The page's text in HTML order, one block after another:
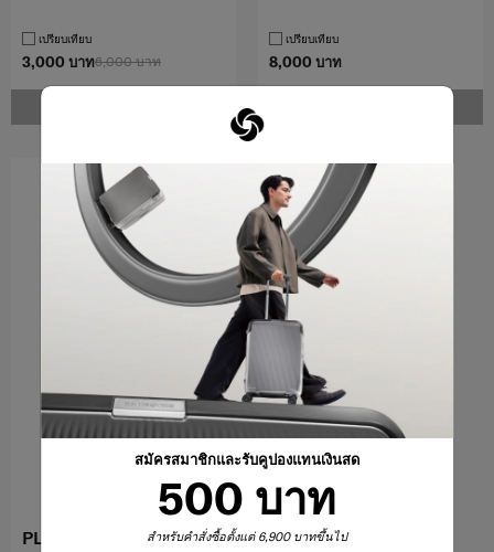
สมัครสมาชิกและรับคูปองแทนเงินสด
500 บาท
สำหรับคำสั่งซื้อตั้งแต่ 6,900 บาทขึ้นไป
6,000 บาท
3,000 บาท
เปรียบเทียบ
8,000 บาท
เปรียบเทียบ
PLANTPACK 7